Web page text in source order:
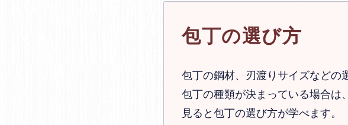
包丁の選び方
包丁の鋼材、刃渡りサイズなどの
包丁の種類が決まっている場合は
見ると包丁の選び方が学べます。